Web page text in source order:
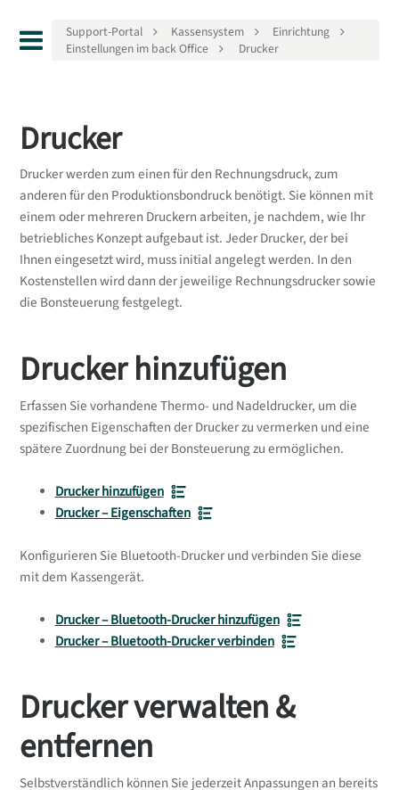
Support-Portal Kassensystem
Einrichtung
Einstellungen im back Office
Drucker
Drucker
Drucker werden zum einen für den Rechnungsdruck, zum
anderen für den Produktionsbondruck benötigt. Sie können mit
einem oder mehreren Druckern arbeiten, je nachdem, wie Ihr
betriebliches Konzept aufgebaut ist. Jeder Drucker, der bei
Ihnen eingesetzt wird, muss initial angelegt werden. In den
Kostenstellen wird dann der jeweilige Rechnungsdrucker sowie
die Bonsteuerung festgelegt.
Drucker hinzufügen
Erfassen Sie vorhandene Thermo- und Nadeldrucker, um die
spezifischen Eigenschaften der Drucker zu vermerken und eine
spätere Zuordnung bei der Bonsteuerung zu ermöglichen.
Drucker hinzufügen
Drucker – Eigenschaften
Konfigurieren Sie Bluetooth-Drucker und verbinden Sie diese
mit dem Kassengerät.
Drucker – Bluetooth-Drucker hinzufügen
Drucker – Bluetooth-Drucker verbinden
Drucker verwalten &
entfernen
Selbstverständlich können Sie jederzeit Anpassungen an bereits